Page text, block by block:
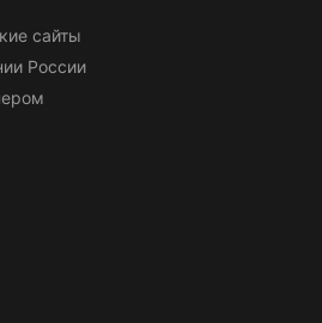
сайты
России